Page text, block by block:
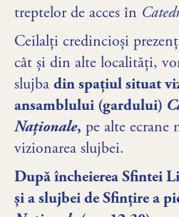
treptelor de acces în
Ceilalți credincioși
cât și din alte localități,
slujba din spațiul situat
ansamblului (gardului)
Naționale, pe alte ecrane
vizionarea slujbei.
După încheierea Sfintei
și a slujbei de Sfințire a